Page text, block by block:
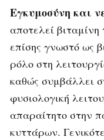
Εγκυμοσύνη και
αποτελεί βιταμίνη
επίσης γνωστό ως
ρόλο στη
καθώς συμβάλλει
φυσιολογική
απαραίτητο στην
κυττάρων.